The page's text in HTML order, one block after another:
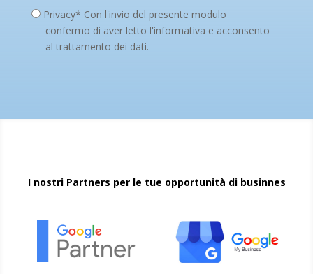
Privacy* Con l'invio del presente modulo
confermo di aver letto l'informativa e acconsento
al trattamento dei dati.
I nostri Partners per le tue opportunità di businnes